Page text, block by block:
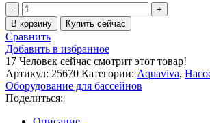
Количество
товара
Насос
Aquaviva
LX
SEQ400
(380
В,
60
м3/
В корзину Купить сейчас
Сравнить
Добавить в избранное
17 Человек сейчас смотрит этот товар!
Артикул: 25670 Категории: Aquaviva,
Оборудование для бассейнов
Поделиться: